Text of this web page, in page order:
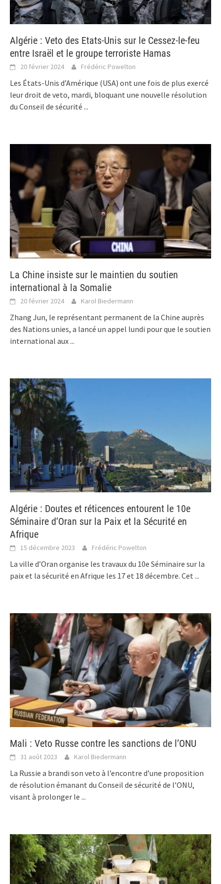
Algérie : Veto des Etats-Unis sur le Cessez-le-feu
entre Israël et le groupe terroriste Hamas
20 février 2024 Frédéric Powelton
Les États-Unis d’Amérique (USA) ont une fois de plus exercé
leur droit de veto, mardi, bloquant une nouvelle résolution
du Conseil de sécurité ...
La Chine insiste sur le maintien du soutien
international à la Somalie
20 février 2024 Karol Biedermann
Zhang Jun, le représentant permanent de la Chine auprès
des Nations unies, a lancé un appel lundi pour que le soutien
international aux...
Algérie : Doutes et réticences entourent le 10e
Séminaire d’Oran sur la Paix et la Sécurité en
Afrique
15 décembre 2023 Frédéric Powelton
La ville d’Oran organise les travaux du 10e Séminaire sur la
paix et la sécurité en Afrique les 17 et 18 décembre. Cet ...
Mali : Veto Russe contre les sanctions de l’ONU
31 août 2023 Karol Biedermann
La Russie a brandi son veto à l’encontre d’une proposition
de résolution émanant du Conseil de sécurité de l’ONU,
visant à prolonger le ...